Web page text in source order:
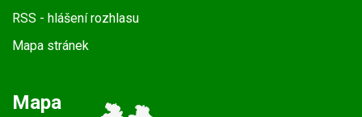
RSS - hlášení rozhlasu
Mapa stránek
Mapa